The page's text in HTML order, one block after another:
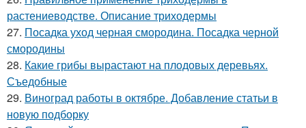
растениеводстве. Описание триходермы
27. Посадка уход черная смородина. Посадка черной
смородины
28. Какие грибы вырастают на плодовых деревьях.
Съедобные
29. Виноград работы в октябре. Добавление статьи в
новую подборку